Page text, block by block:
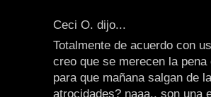
Ceci O. dijo...
Totalmente de acuerdo con
creo que se merecen la
para que mañana salgan de
atrocidades? naaa.. son una